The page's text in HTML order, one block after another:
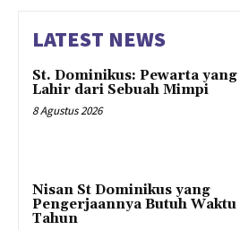
LATEST NEWS
St. Dominikus: Pewarta yang
Lahir dari Sebuah Mimpi
8 Agustus 2026
Nisan St Dominikus yang
Pengerjaannya Butuh Waktu
Tahun